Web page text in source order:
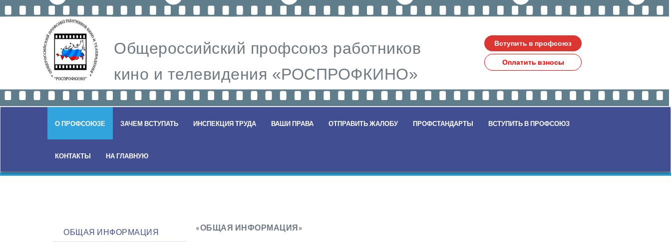
Общероссийский профсоюз работников
кино и телевидения «РОСПРОФКИНО»
Вступить в профсоюз
Оплатить взносы
О ПРОФСОЮЗЕ ЗАЧЕМ ВСТУПАТЬ ИНСПЕКЦИЯ ТРУДА ВАШИ ПРАВА ОТПРАВИТЬ ЖАЛОБУ ПРОФСТАНДАРТЫ ВСТУПИТЬ В ПРОФСОЮЗ
КОНТАКТЫ НА ГЛАВНУЮ
ОБЩАЯ ИНФОРМАЦИЯ «ОБЩАЯ ИНФОРМАЦИЯ»